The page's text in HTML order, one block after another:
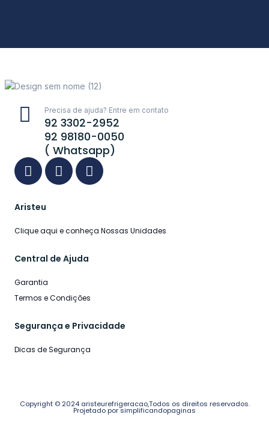
Precisa de ajuda? Entre em contato
92 3302-2952
92 98180-0050
( Whatsapp)
Aristeu
Clique aqui e conheça Nossas Unidades
Central de Ajuda
Garantia
Termos e Condições
Segurança e Privacidade
Dicas de Segurança
Copyright © 2024 aristeurefrigeracao,Todos os direitos reservados.
Projetado por simplificandopaginas